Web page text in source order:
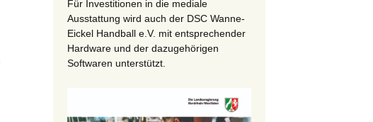
Für Investitionen in die mediale
Ausstattung wird auch der DSC Wanne-
Eickel Handball e.V. mit entsprechender
Hardware und der dazugehörigen
Softwaren unterstützt.